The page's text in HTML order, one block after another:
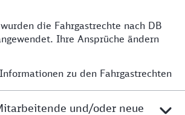
die Fahrgastrechte nach DB
Ihre Ansprüche ändern
zu den Fahrgastrechten
und/oder neue